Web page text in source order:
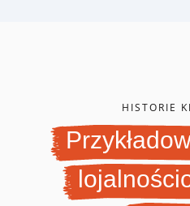
HISTORIE